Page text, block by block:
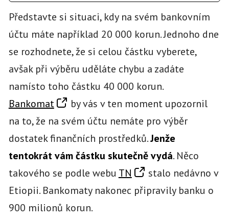
Představte si situaci, kdy na svém bankovním
účtu máte například 20 000 korun. Jednoho dne
se rozhodnete, že si celou částku vyberete,
avšak při výběru uděláte chybu a zadáte
namísto toho částku 40 000 korun.
Bankomat
by vás v ten moment upozornil
na to, že na svém účtu nemáte pro výběr
dostatek finančních prostředků.Jenže
tentokrát vám částku skutečně vydá. Něco
takového se podle webu TN
stalo nedávno v
Etiopii. Bankomaty nakonec připravily banku o
900 milionů korun.